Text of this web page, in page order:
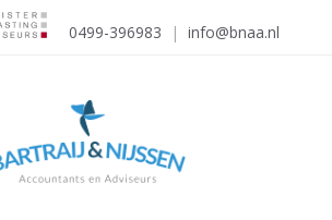
0499-396983 | info@bnaa.nl